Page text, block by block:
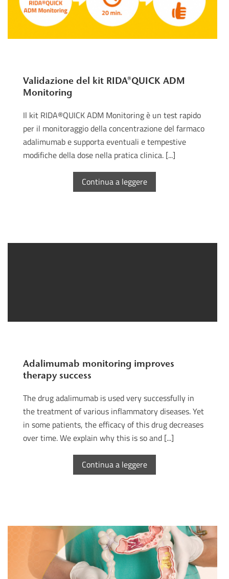
Validazione del kit RIDA®QUICK ADM
Monitoring
Il kit RIDA®QUICK ADM Monitoring è un test rapido
per il monitoraggio della concentrazione del farmaco
adalimumab e supporta eventuali e tempestive
modifiche della dose nella pratica clinica. [...]
Continua a leggere
Adalimumab monitoring improves
therapy success
The drug adalimumab is used very successfully in
the treatment of various inflammatory diseases. Yet
in some patients, the efficacy of this drug decreases
over time. We explain why this is so and [...]
Continua a leggere